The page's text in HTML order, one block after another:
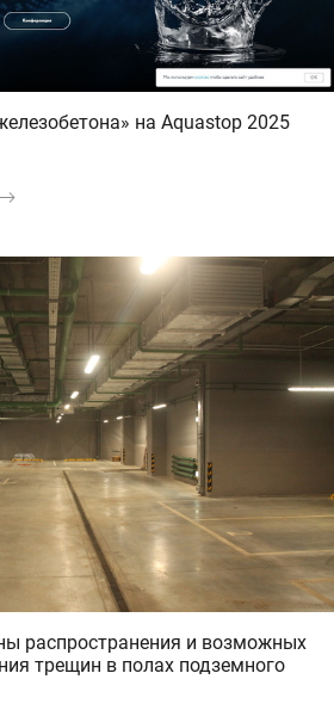
на Aquastop 2025
распространения и возможных
трещин в полах подземного